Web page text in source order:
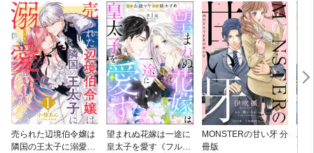
売られた辺境伯令嬢は
隣国の王太子に溺愛さ
望まれぬ花嫁は一途に
皇太子を愛す《フルカ
MONSTERの甘い牙 分
冊版
た